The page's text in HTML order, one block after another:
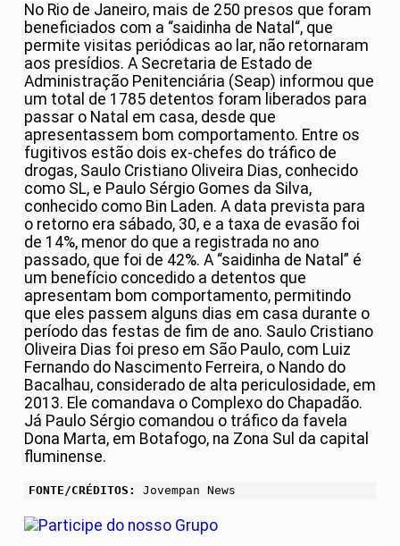
No Rio de Janeiro, mais de 250 presos que foram
beneficiados com a “saidinha de Natal“, que
permite visitas periódicas ao lar, não retornaram
aos presídios. A Secretaria de Estado de
Administração Penitenciária (Seap) informou que
um total de 1785 detentos foram liberados para
passar o Natal em casa, desde que
apresentassem bom comportamento. Entre os
fugitivos estão dois ex-chefes do tráfico de
drogas, Saulo Cristiano Oliveira Dias, conhecido
como SL, e Paulo Sérgio Gomes da Silva,
conhecido como Bin Laden. A data prevista para
o retorno era sábado, 30, e a taxa de evasão foi
de 14%, menor do que a registrada no ano
passado, que foi de 42%. A “saidinha de Natal” é
um benefício concedido a detentos que
apresentam bom comportamento, permitindo
que eles passem alguns dias em casa durante o
período das festas de fim de ano. Saulo Cristiano
Oliveira Dias foi preso em São Paulo, com Luiz
Fernando do Nascimento Ferreira, o Nando do
Bacalhau, considerado de alta periculosidade, em
2013. Ele comandava o Complexo do Chapadão.
Já Paulo Sérgio comandou o tráfico da favela
Dona Marta, em Botafogo, na Zona Sul da capital
fluminense.
FONTE/CRÉDITOS: Jovempan News